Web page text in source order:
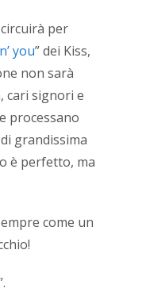
per
you” dei Kiss,
non sarà
cari signori e
processano
grandissima
è perfetto, ma
come un